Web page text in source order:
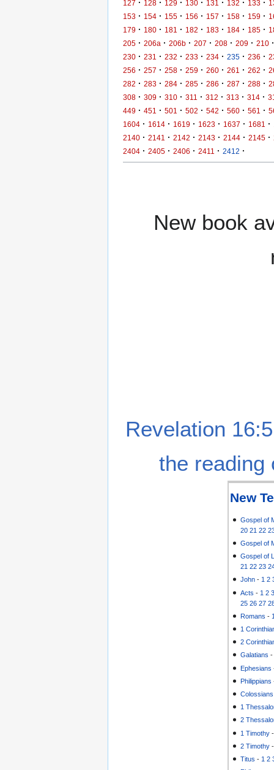
127 · 128 · 129 · 130 · 131 · 132 · 133 ·
153 · 154 · 155 · 156 · 157 · 158 · 159 ·
179 · 180 · 181 · 182 · 183 · 184 · 185 ·
205 · 206a · 206b · 207 · 208 · 209 · 210 ·
230 · 231 · 232 · 233 · 234 · 235 · 236 ·
256 · 257 · 258 · 259 · 260 · 261 · 262 ·
282 · 283 · 284 · 285 · 286 · 287 · 288 ·
308 · 309 · 310 · 311 · 312 · 313 · 314 ·
449 · 451 · 501 · 502 · 542 · 560 · 561 ·
1604 · 1614 · 1619 · 1623 · 1637 · 1681 ·
2140 · 2141 · 2142 · 2143 · 2144 · 2145 ·
2404 · 2405 · 2406 · 2411 · 2412 ·
New book
Revelation
the reading
New
Gospel of
20 21 22
Gospel of
Gospel of
21 22 23
John -1 2
Acts - 1 2
25 26 27
Romans -
1
2
Galatians
Ephesians
Philippians
Colossians
1
2
1 Timothy
2 Timothy
Titus - 1 2